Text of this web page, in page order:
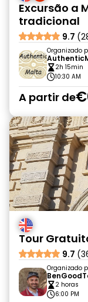
Excursão a
tradicional
9.7
Organizado
2h 15min
10:30 AM
A partir de
Tour
9.7
Organizado
2 horas
6:00 PM